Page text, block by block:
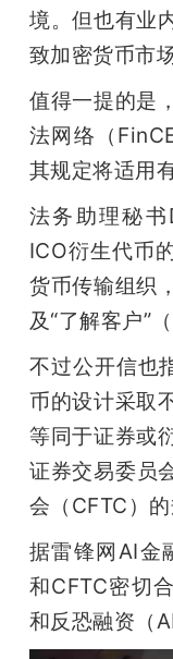
境。但也有业
致加密货币市
值得一提的是
法网络（
其规定将适用
法务助理秘
ICO衍生代币
货币传输组织
及“了解客户”
不过公开信也
币的设计采取
等同于证券或
证券交易委员
会（CFTC）的
据雷锋网AI金
和CFTC密切
和反恐融资（